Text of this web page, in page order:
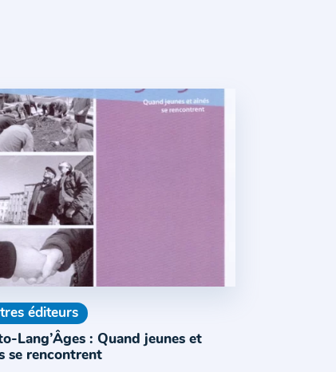
éditeurs
Lang’Âges : Quand jeunes et
se rencontrent